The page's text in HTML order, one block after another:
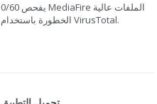
0/60
الخطورة باستخدام VirusTotal.